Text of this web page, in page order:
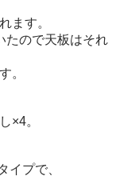
ます。
たので天板はそれ
。
×4。
イプで、